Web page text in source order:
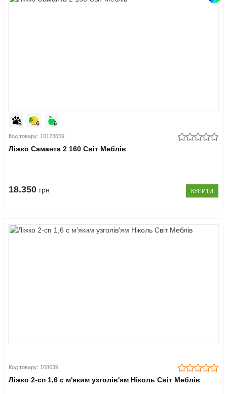
Код товару: 10123659
Ліжко Саманта 2 160 Світ Меблів
18.350 грн КУПИТИ
Код товару: 108639
Ліжко 2-сп 1,6 c м'яким узголів'ям Ніколь Світ Меблів